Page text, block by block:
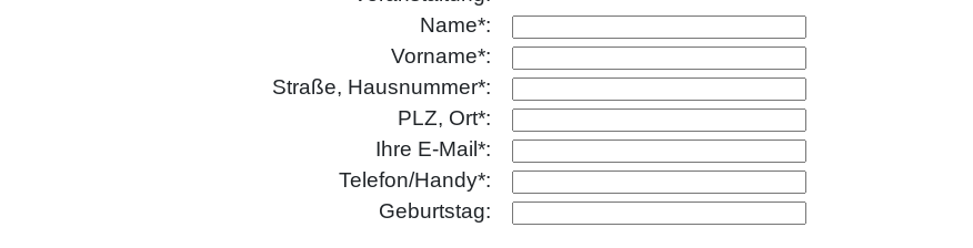
Name*:
Vorname*:
Straße, Hausnummer*:
PLZ, Ort*:
Ihre E-Mail*:
Telefon/Handy*:
Geburtstag: